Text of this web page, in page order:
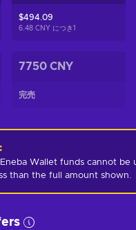
$494.09
6.48 CNY につき 1
7750 CNY
完売
:
Wallet funds cannot
than the full amount shown.